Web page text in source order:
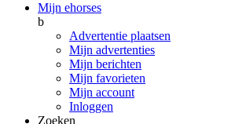
Mijn ehorses
b
Advertentie plaatsen
Mijn advertenties
Mijn berichten
Mijn favorieten
Mijn account
Inloggen
Zoeken